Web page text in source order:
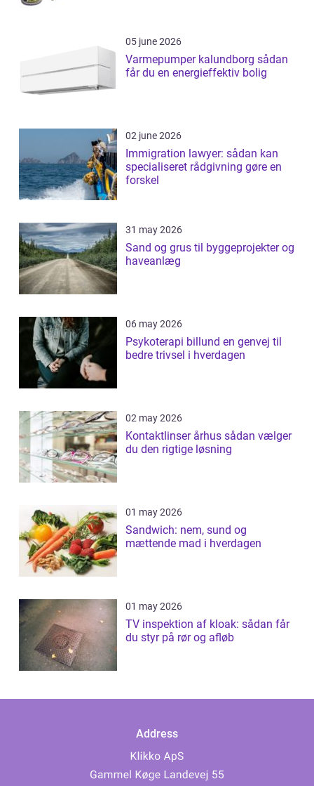
05 june 2026
Varmepumper kalundborg sådan
får du en energieffektiv bolig
02 june 2026
Immigration lawyer: sådan kan
specialiseret rådgivning gøre en
forskel
31 may 2026
Sand og grus til byggeprojekter og
haveanlæg
06 may 2026
Psykoterapi billund en genvej til
bedre trivsel i hverdagen
02 may 2026
Kontaktlinser århus sådan vælger
du den rigtige løsning
01 may 2026
Sandwich: nem, sund og
mættende mad i hverdagen
01 may 2026
TV inspektion af kloak: sådan får
du styr på rør og afløb
Address